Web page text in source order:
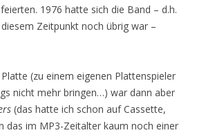
1976 hatte sich die Band – d.h.
Zeitpunkt noch übrig war –
(zu einem eigenen Plattenspieler
nicht mehr bringen…) war dann aber
(das hatte ich schon auf Cassette,
das im MP3-Zeitalter kaum noch einer